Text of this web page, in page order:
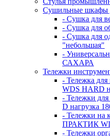
Сушильные шкафы
- Сушка для
- Сушка для
- Сушка для
"небольшая"
-
САХАРА
Тележки
- Тележка
WDS HARD
- Тележки
D нагрузка
- Тележки на
ПРАКТИК
- Тележки